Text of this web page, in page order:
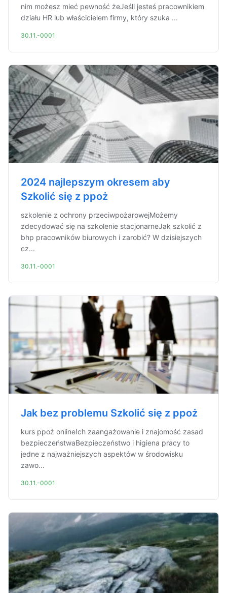
nim możesz mieć pewność żeJeśli jesteś pracownikiem
działu HR lub właścicielem firmy, który szuka ...
30.11.-0001
2024 najlepszym okresem aby
Szkolić się z ppoż
szkolenie z ochrony przeciwpożarowejMożemy
zdecydować się na szkolenie stacjonarneJak szkolić z
bhp pracowników biurowych i zarobić? W dzisiejszych
cz...
30.11.-0001
Jak bez problemu Szkolić się z ppoż
kurs ppoż onlineIch zaangażowanie i znajomość zasad
bezpieczeństwaBezpieczeństwo i higiena pracy to
jedne z najważniejszych aspektów w środowisku
zawo...
30.11.-0001